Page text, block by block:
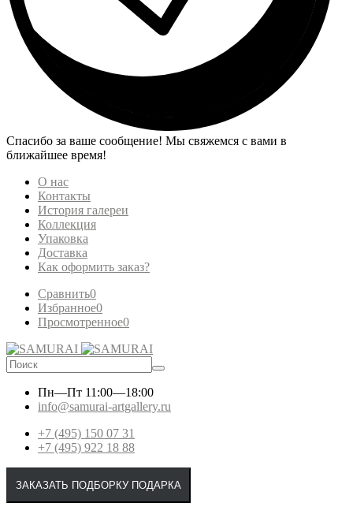
Спасибо за ваше сообщение! Мы свяжемся с вами в
ближайшее время!
О нас
Контакты
История галереи
Коллекция
Упаковка
Доставка
Как оформить заказ?
Сравнить0
Избранное0
Просмотренное0
Пн—Пт 11:00—18:00
info@samurai-artgallery.ru
+7 (495) 150 07 31
+7 (495) 922 18 88
ЗАКАЗАТЬ ПОДБОРКУ ПОДАРКА